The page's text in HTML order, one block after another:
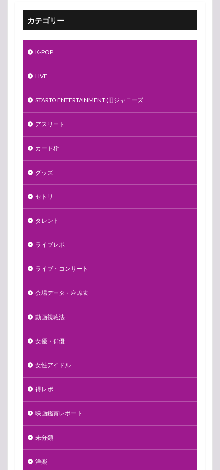
カテゴリー
K-POP
LIVE
STARTO ENTERTAINMENT (旧ジャニーズ
アスリート
カード枠
グッズ
セトリ
タレント
ライブレポ
ライブ・コンサート
会場データ・座席表
動画視聴法
女優・俳優
女性アイドル
得レポ
映画鑑賞レポート
未分類
洋楽